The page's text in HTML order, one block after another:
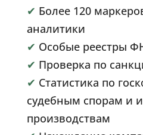
✔ Более 120
аналитики
✔ Особые реестры
✔ Проверка по
✔ Статистика по
судебным спорам и
производствам